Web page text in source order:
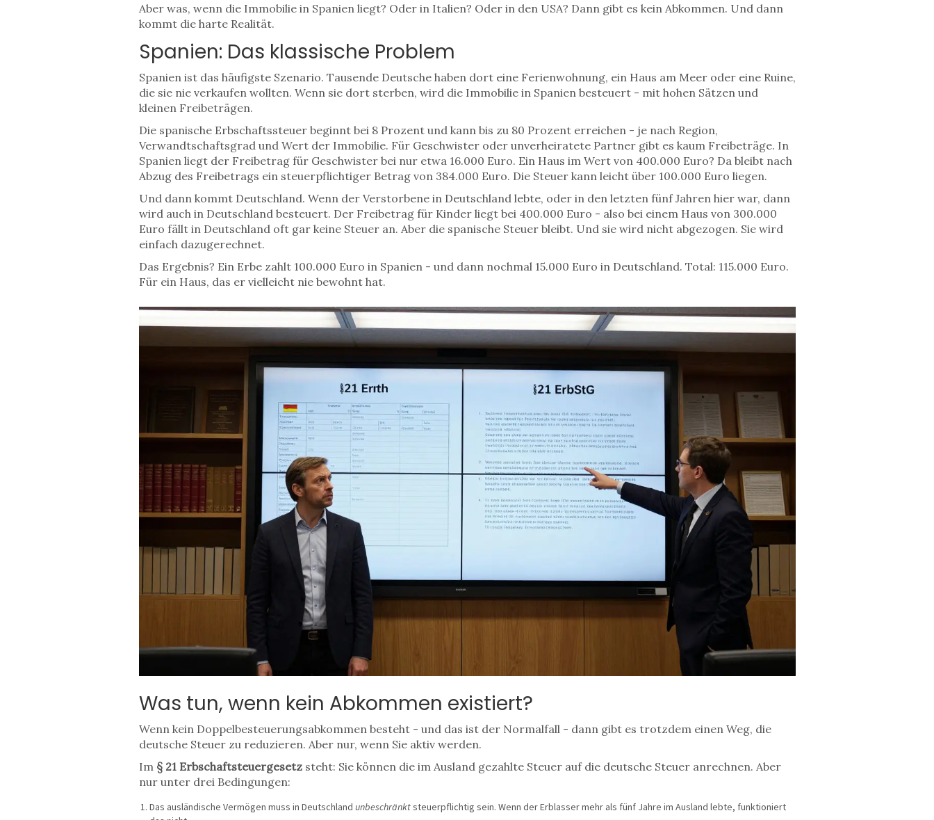
Aber was, wenn die Immobilie in Spanien liegt? Oder in Italien? Oder in den USA? Dann gibt es kein Abkommen. Und dann
kommt die harte Realität.
Spanien: Das klassische Problem
Spanien ist das häufigste Szenario. Tausende Deutsche haben dort eine Ferienwohnung, ein Haus am Meer oder eine Ruine,
die sie nie verkaufen wollten. Wenn sie dort sterben, wird die Immobilie in Spanien besteuert - mit hohen Sätzen und
kleinen Freibeträgen.
Die spanische Erbschaftssteuer beginnt bei 8 Prozent und kann bis zu 80 Prozent erreichen - je nach Region,
Verwandtschaftsgrad und Wert der Immobilie. Für Geschwister oder unverheiratete Partner gibt es kaum Freibeträge. In
Spanien liegt der Freibetrag für Geschwister bei nur etwa 16.000 Euro. Ein Haus im Wert von 400.000 Euro? Da bleibt nach
Abzug des Freibetrags ein steuerpflichtiger Betrag von 384.000 Euro. Die Steuer kann leicht über 100.000 Euro liegen.
Und dann kommt Deutschland. Wenn der Verstorbene in Deutschland lebte, oder in den letzten fünf Jahren hier war, dann
wird auch in Deutschland besteuert. Der Freibetrag für Kinder liegt bei 400.000 Euro - also bei einem Haus von 300.000
Euro fällt in Deutschland oft gar keine Steuer an. Aber die spanische Steuer bleibt. Und sie wird nicht abgezogen. Sie wird
einfach dazugerechnet.
Das Ergebnis? Ein Erbe zahlt 100.000 Euro in Spanien - und dann nochmal 15.000 Euro in Deutschland. Total: 115.000 Euro.
Für ein Haus, das er vielleicht nie bewohnt hat.
Was tun, wenn kein Abkommen existiert?
Wenn kein Doppelbesteuerungsabkommen besteht - und das ist der Normalfall - dann gibt es trotzdem einen Weg, die
deutsche Steuer zu reduzieren. Aber nur, wenn Sie aktiv werden.
Im § 21 Erbschaftsteuergesetzsteht: Sie können die im Ausland gezahlte Steuer auf die deutsche Steuer anrechnen. Aber
nur unter drei Bedingungen:
Das ausländische Vermögen muss in Deutschland unbeschränktsteuerpflichtig sein. Wenn der Erblasser mehr als fünf Jahre im Ausland lebte, funktioniert